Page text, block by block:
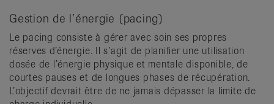
Gestion de l’énergie (pacing)
Le pacing consiste à gérer avec soin ses propres
réserves d’énergie. Il s’agit de planifier une utilisation
dosée de l’énergie physique et mentale disponible, de
courtes pauses et de longues phases de récupération.
L’objectif devrait être de ne jamais dépasser la limite de